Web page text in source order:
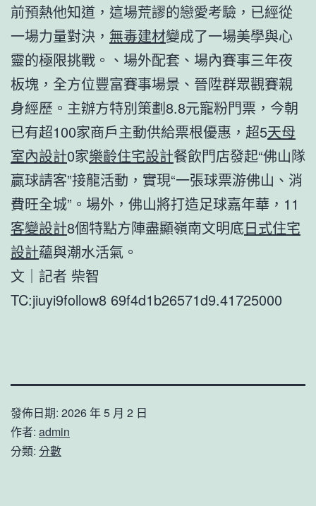
前預熱他知道，這場荒謬的戀愛考驗，已經從
一場力量對決， 無毒建材變成了一場美學與心
靈的極限挑戰。、場外配套、場內賽事三年夜
板塊，全方位豐富賽事場景、晉陞群眾觀賽親
身經歷。主辦方特別策劃8.8元寵粉門票，今朝
已有超100家商戶主動供給票根優惠，超5天母
室內設計0家樂齡住宅設計餐飲門店發起“佛山隊
贏球請客”接龍活動，實現“一張球票游佛山、消
費旺全城”。場外，佛山將打造足球嘉年華，11
客變設計8個特點方陣盡顯嶺南文明底日式住宅
設計蘊與潮水活氣。
文｜記者 柴智
TC:jiuyi9follow8 69f4d1b26571d9.41725000
發佈日期: 2026 年 5 月 2 日
作者: admin
分類: 分數